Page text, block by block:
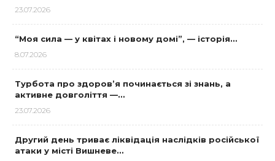
23.07.2026
“Моя сила — у квітах і новому домі”, — історія…
8.07.2026
Турбота про здоров’я починається зі знань, а
активне довголіття —…
23.07.2026
Другий день триває ліквідація наслідків російської
атаки у місті Вишневе…